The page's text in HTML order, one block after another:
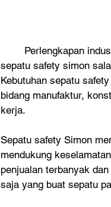
sepatu safety simon
Kebutuhan sepatu
bidang manufaktur,
kerja.
Sepatu safety Simon
mendukung
penjualan terbanyak
saja yang buat sepatu